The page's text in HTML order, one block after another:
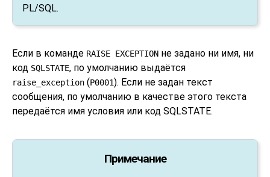
PL/SQL.
Если в команде RAISE EXCEPTION не задано ни имя, ни
код SQLSTATE, по умолчанию выдаётся
raise_exception (P0001). Если не задан текст
сообщения, по умолчанию в качестве этого текста
передаётся имя условия или код SQLSTATE.
Примечание